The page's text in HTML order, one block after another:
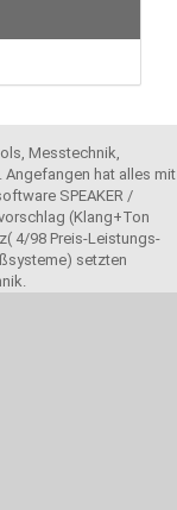
Messtechnik,
Angefangen hat alles mit
SPEAKER /
(Klang+Ton
4/98 Preis-Leistungs-
setzten